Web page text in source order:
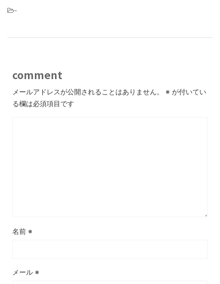
-
comment
メールアドレスが公開されることはありません。 ※ が付いてい
る欄は必須項目です
名前 ※
メール ※